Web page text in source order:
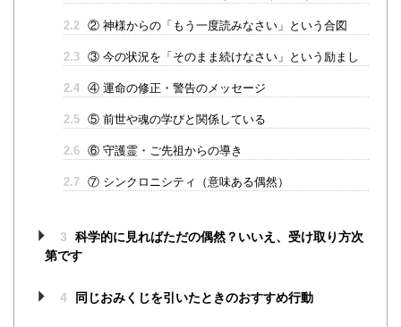
2.2 ② 神様からの「もう一度読みなさい」という合図
2.3 ③ 今の状況を「そのまま続けなさい」という励まし
2.4 ④ 運命の修正・警告のメッセージ
2.5 ⑤ 前世や魂の学びと関係している
2.6 ⑥ 守護霊・ご先祖からの導き
2.7 ⑦ シンクロニシティ（意味ある偶然）
3
科学的に見ればただの偶然？いいえ、受け取り方次
第です
4 同じおみくじを引いたときのおすすめ行動